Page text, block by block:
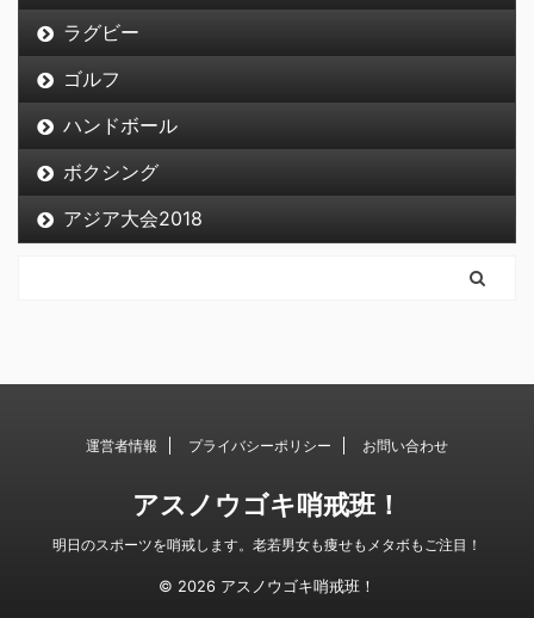
ラグビー
ゴルフ
ハンドボール
ボクシング
アジア大会2018
運営者情報 プライバシーポリシー お問い合わせ
アスノウゴキ哨戒班！
明日のスポーツを哨戒します。老若男女も痩せもメタボもご注目！
© 2026 アスノウゴキ哨戒班！